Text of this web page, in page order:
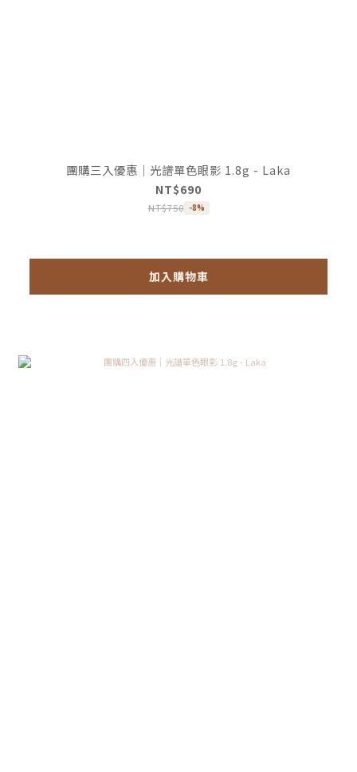
團購三入優惠｜光譜單色眼影 1.8g - Laka
NT$690
NT$750 -8%
加入購物車